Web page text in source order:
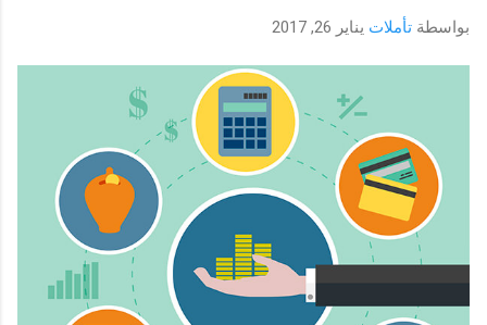
بواسطة تأملات يناير 26, 2017